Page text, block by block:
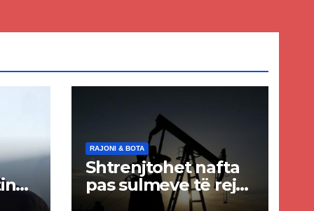
RAJONI & BOTA
Shtrenjtohet nafta
pas sulmeve të reja
SHBA–Iran